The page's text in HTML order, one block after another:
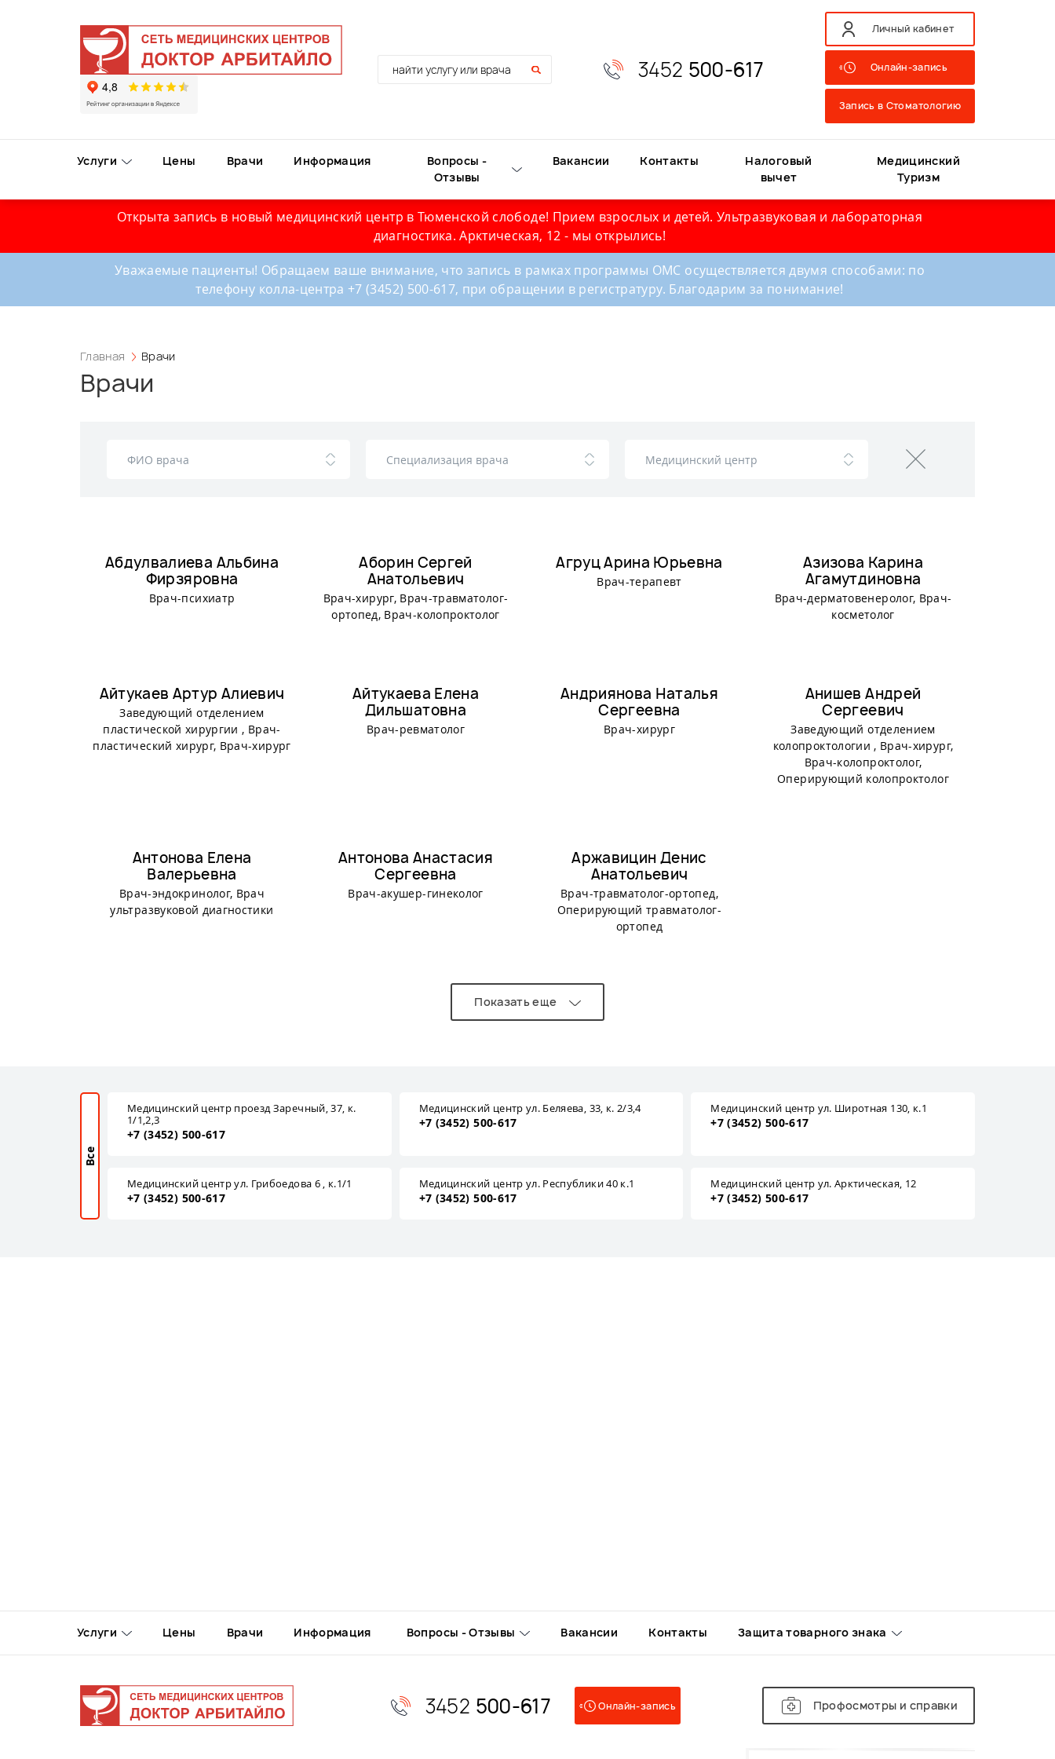
3452 500-617
Личный кабинет
Онлайн-запись
Запись в Стоматологию
Услуги Цены Врачи Информация
Вопросы -
Отзывы
Вакансии Контакты
Налоговый
вычет
Медицинский
Туризм
Открыта запись в новый медицинский центр в Тюменской слободе! Прием взрослых и детей. Ультразвуковая и лабораторная
диагностика. Арктическая, 12 - мы открылись!
Уважаемые пациенты! Обращаем ваше внимание, что запись в рамках программы ОМС осуществляется двумя способами: по
телефону колла-центра +7 (3452) 500-617, при обращении в регистратуру. Благодарим за понимание!
Главная Врачи
Врачи
Абдулвалиева Альбина
Фирзяровна
Врач-психиатр
Аборин Сергей
Анатольевич
Врач-хирург, Врач-травматолог-
ортопед, Врач-колопроктолог
Агруц Арина Юрьевна
Врач-терапевт
Азизова Карина
Агамутдиновна
Врач-дерматовенеролог, Врач-
косметолог
Айтукаев Артур Алиевич
Заведующий отделением
пластической хирургии , Врач-
пластический хирург, Врач-хирург
Айтукаева Елена
Дильшатовна
Врач-ревматолог
Андриянова Наталья
Сергеевна
Врач-хирург
Анишев Андрей
Сергеевич
Заведующий отделением
колопроктологии , Врач-хирург,
Врач-колопроктолог,
Оперирующий колопроктолог
Антонова Елена
Валерьевна
Врач-эндокринолог, Врач
ультразвуковой диагностики
Антонова Анастасия
Сергеевна
Врач-акушер-гинеколог
Аржавицин Денис
Анатольевич
Врач-травматолог-ортопед,
Оперирующий травматолог-
ортопед
Показать еще
Медицинский центр проезд Заречный, 37, к.
1/1,2,3
+7 (3452) 500-617
Медицинский центр ул. Беляева, 33, к. 2/3,4
+7 (3452) 500-617
Медицинский центр ул. Широтная 130, к.1
+7 (3452) 500-617
Медицинский центр ул. Грибоедова 6 , к.1/1
+7 (3452) 500-617
Медицинский центр ул. Республики 40 к.1
+7 (3452) 500-617
Медицинский центр ул. Арктическая, 12
+7 (3452) 500-617
Все
Услуги Цены Врачи Информация Вопросы - Отзывы Вакансии Контакты Защита товарного знака
3452 500-617 Онлайн-запись Профосмотры и справки